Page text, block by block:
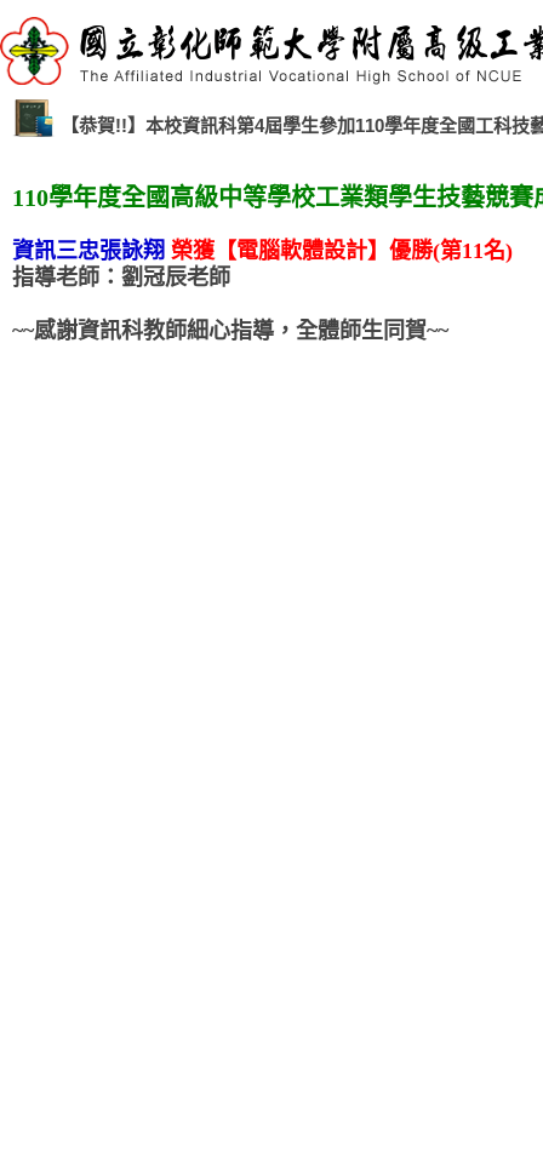
【恭賀!!】本校資訊科第4屆學生參加110學年度全國工科技
110學年度全國高級中等學校工業類學生技藝競賽
資訊三忠張詠翔 榮獲【電腦軟體設計】優勝(第11名)
指導老師：劉冠辰老師
~~感謝資訊科教師細心指導， 全體師生同賀~~